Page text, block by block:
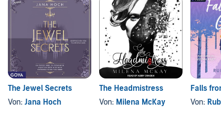
The Jewel Secrets
Von: Jana Hoch
The Headmistress
Von: Milena McKay
Falls
Von: